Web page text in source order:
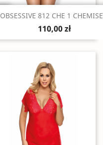
Szybki podgląd
OBSESSIVE 812 CHE 1
110,00 zł